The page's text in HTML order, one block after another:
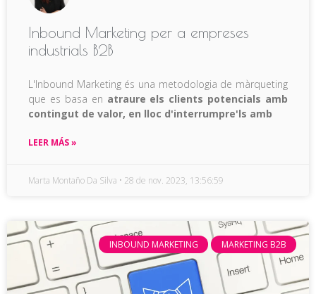
Inbound Marketing per a empreses
industrials B2B
L'Inbound Marketing és una metodologia de màrqueting
que es basa en atraure els clients potencials amb
contingut de valor, en lloc d'interrumpre'ls amb
LEER MÁS »
Marta Montaño Da Silva 28 de nov. 2023, 13:56:59
INBOUND MARKETING MARKETING B2B